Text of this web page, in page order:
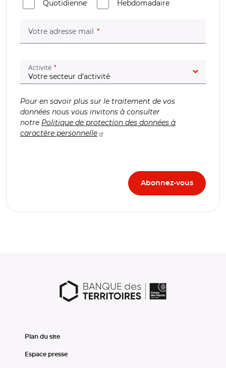
Quotidienne
Hebdomadaire
Votre adresse mail (champ obligatoire)
Activité (champ obligatoire)
Pour en savoir plus sur le traitement de vos
données nous vous invitons à consulter
notre Politique de protection des données à
caractère personnelle
Plan du site
Espace presse